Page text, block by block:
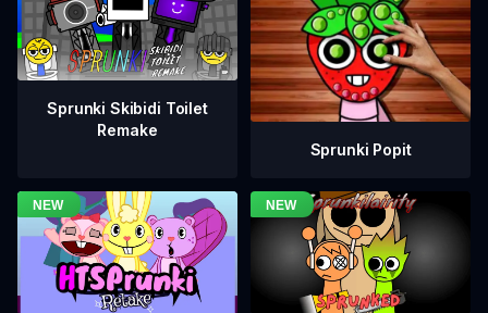
Sprunki Skibidi Toilet
Remake
Sprunki Popit